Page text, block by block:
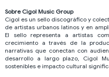
Sobre Cigol Music Group
Cigol es un sello discográfico y
de artistas urbanos latinos y en
El sello representa a artistas
crecimiento a través de la
narrativas que conectan con
desarrollo a largo plazo, Cigol
sostenibles e impacto cultural